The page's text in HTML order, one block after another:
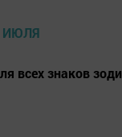
всех знаков